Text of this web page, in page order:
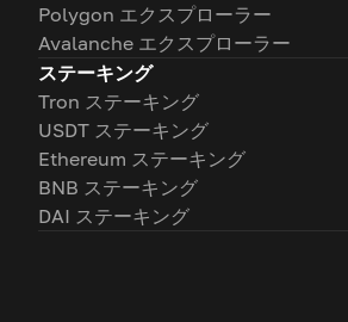
Polygon エクスプローラー
Avalanche エクスプローラー
ステーキング
Tron ステーキング
USDT ステーキング
Ethereum ステーキング
BNB ステーキング
DAI ステーキング